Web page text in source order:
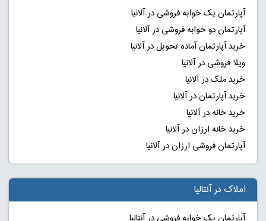
آپارتمان یک خوابه فروشی در آلانیا
آپارتمان دو خوابه فروشی در آلانیا
خرید آپارتمان آماده تحویل در آلانیا
ویلا فروشی در آلانیا
خرید ملک در آلانیا
خرید آپارتمان در آلانیا
خرید خانه در آلانیا
خرید خانه ارزان در آلانیا
آپارتمان فروشی ارزان در آلانیا
املاک در آنتالیا